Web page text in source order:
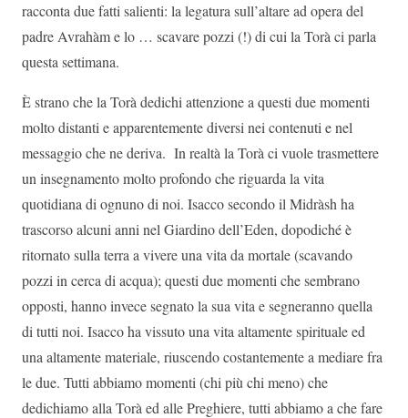
racconta due fatti salienti: la legatura sull’altare ad opera del
padre Avrahàm e lo … scavare pozzi (!) di cui la Torà ci parla
questa settimana.
È strano che la Torà dedichi attenzione a questi due momenti
molto distanti e apparentemente diversi nei contenuti e nel
messaggio che ne deriva. In realtà la Torà ci vuole trasmettere
un insegnamento molto profondo che riguarda la vita
quotidiana di ognuno di noi. Isacco secondo il Midràsh ha
trascorso alcuni anni nel Giardino dell’Eden, dopodiché è
ritornato sulla terra a vivere una vita da mortale (scavando
pozzi in cerca di acqua); questi due momenti che sembrano
opposti, hanno invece segnato la sua vita e segneranno quella
di tutti noi. Isacco ha vissuto una vita altamente spirituale ed
una altamente materiale, riuscendo costantemente a mediare fra
le due. Tutti abbiamo momenti (chi più chi meno) che
dedichiamo alla Torà ed alle Preghiere, tutti abbiamo a che fare